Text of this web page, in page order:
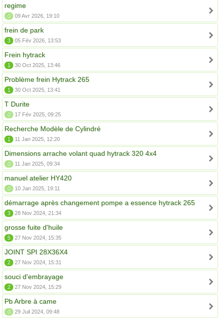
regime
0 09 Avr 2026, 19:10
frein de park
3 05 Fév 2026, 13:53
Frein hytrack
1 30 Oct 2025, 13:46
Problème frein Hytrack 265
1 30 Oct 2025, 13:41
T Durite
0 17 Fév 2025, 09:25
Recherche Modèle de Cylindré
1 11 Jan 2025, 12:20
Dimensions arrache volant quad hytrack 320 4x4
0 11 Jan 2025, 09:34
manuel atelier HY420
0 10 Jan 2025, 19:11
démarrage après changement pompe a essence hytrack 265
3 28 Nov 2024, 21:34
grosse fuite d'huile
5 27 Nov 2024, 15:35
JOINT SPI 28X36X4
2 27 Nov 2024, 15:31
souci d'embrayage
2 27 Nov 2024, 15:29
Pb Arbre à came
0 29 Juil 2024, 09:48